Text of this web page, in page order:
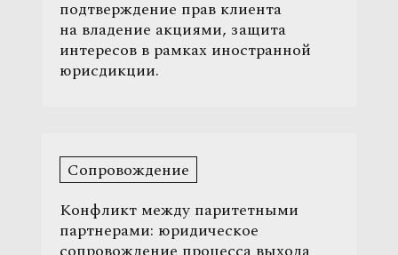
Сопровождение
Конфликт между паритетными
партнерами: юридическое
подтверждение прав клиента
на владение акциями, защита
интересов в рамках иностранной
юрисдикции.